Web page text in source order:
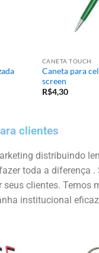
CANETA TOUCH
Caneta para
screen
R$4,30
clientes
distribuindo
toda a diferença .
seus clientes. Temos
institucional